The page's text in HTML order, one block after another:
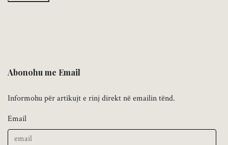
Abonohu me Email
Informohu për artikujt e rinj direkt në emailin tënd.
Email